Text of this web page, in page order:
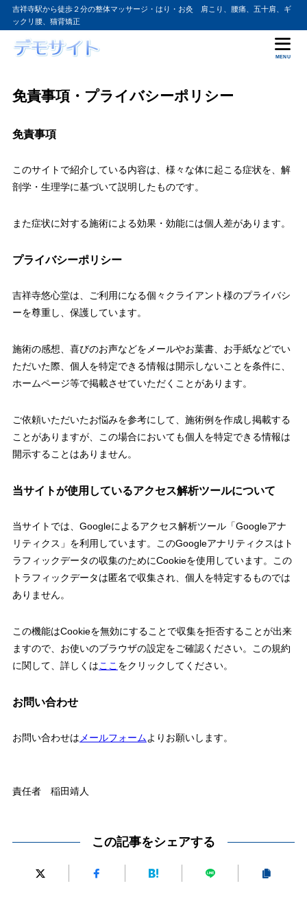
吉祥寺駅から徒歩２分の整体マッサージ・はり・お灸 肩こり、腰痛、五十肩、ギ
ックリ腰、猫背矯正
MENU
免責事項・プライバシーポリシー
免責事項
このサイトで紹介している内容は、様々な体に起こる症状を、解
剖学・生理学に基づいて説明したものです。
また症状に対する施術による効果・効能には個人差があります。
プライバシーポリシー
吉祥寺悠心堂は、ご利用になる個々クライアント様のプライバシ
ーを尊重し、保護しています。
施術の感想、喜びのお声などをメールやお葉書、お手紙などでい
ただいた際、個人を特定できる情報は開示しないことを条件に、
ホームページ等で掲載させていただくことがあります。
ご依頼いただいたお悩みを参考にして、施術例を作成し掲載する
ことがありますが、この場合においても個人を特定できる情報は
開示することはありません。
当サイトが使用しているアクセス解析ツールについて
当サイトでは、Googleによるアクセス解析ツール「Googleアナ
リティクス」を利用しています。このGoogleアナリティクスはト
ラフィックデータの収集のためにCookieを使用しています。この
トラフィックデータは匿名で収集され、個人を特定するものでは
ありません。
この機能はCookieを無効にすることで収集を拒否することが出来
ますので、お使いのブラウザの設定をご確認ください。この規約
に関して、詳しくはここ をクリックしてください。
お問い合わせ
お問い合わせは メールフォームよりお願いします。
責任者 稲田靖人
この記事をシェアする